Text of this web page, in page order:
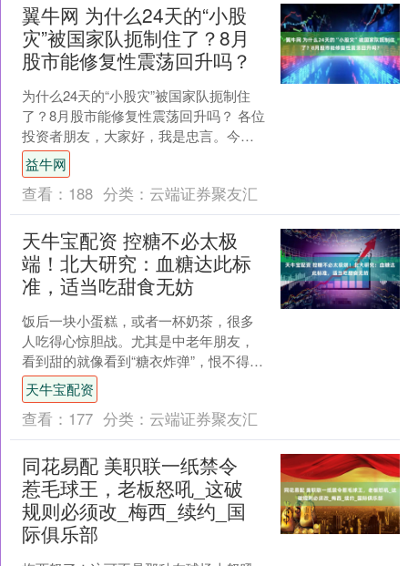
翼牛网 为什么24天的“小股
灾”被国家队扼制住了？8月
股市能修复性震荡回升吗？
为什么24天的“小股灾”被国家队扼制住
了？8月股市能修复性震荡回升吗？ 各位
投资者朋友，大家好，我是忠言。今天
是8月2日，星期日 今天忠言周评跟大家
讨论的话题是....
益牛网
查看： 188 分类： 云端证券聚友汇
天牛宝配资 控糖不必太极
端！北大研究：血糖达此标
准，适当吃甜食无妨
饭后一块小蛋糕，或者一杯奶茶，很多
人吃得心惊胆战。尤其是中老年朋友，
看到甜的就像看到“糖衣炸弹”，恨不得绕
道走。 糖不是洪水猛兽，关键是你对它
的认识够不够清楚。....
天牛宝配资
查看： 177 分类： 云端证券聚友汇
同花易配 美职联一纸禁令
惹毛球王，老板怒吼_这破
规则必须改_梅西_续约_国
际俱乐部